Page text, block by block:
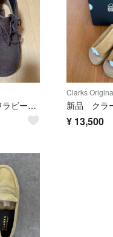
クラークス ワラビー 25 1/2
Clarks
¥ 13,500